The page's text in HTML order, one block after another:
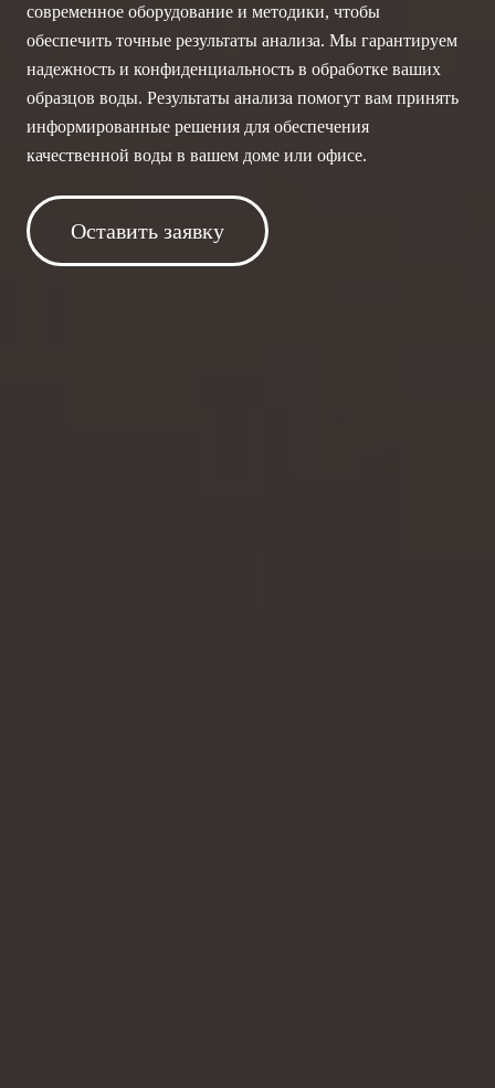
современное оборудование и методики, чтобы
обеспечить точные результаты анализа. Мы гарантируем
надежность и конфиденциальность в обработке ваших
образцов воды. Результаты анализа помогут вам принять
информированные решения для обеспечения
качественной воды в вашем доме или офисе.
Оставить заявку